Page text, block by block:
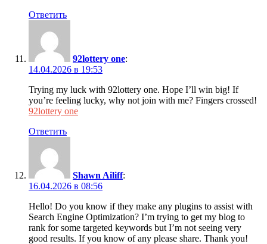
Ответить
92lottery one:
14.04.2026 в 19:53
Trying my luck with 92lottery one. Hope I’ll win big! If
you’re feeling lucky, why not join with me? Fingers crossed!
92lottery one
Ответить
Shawn Ailiff:
16.04.2026 в 08:56
Hello! Do you know if they make any plugins to assist with
Search Engine Optimization? I’m trying to get my blog to
rank for some targeted keywords but I’m not seeing very
good results. If you know of any please share. Thank you!